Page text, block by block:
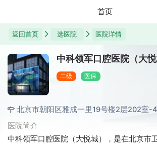
首页
返回首页 选医院 医院详情
中科领军口腔医院（大悦
二级 医保
北京市朝阳区雅成一里19号楼2层202室-4
医院简介
中科领军口腔医院（大悦城），是在北京市